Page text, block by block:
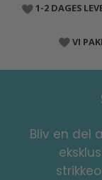
1-2 DAGES
VI
Bliv en del